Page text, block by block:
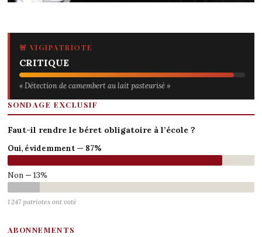
🚨 VIGIPATRIOTE
CRITIQUE
« Détection de camembert au lait pasteurisé »
SONDAGE EXCLUSIF
Faut-il rendre le béret obligatoire à l’école ?
Oui, évidemment — 87%
Non — 13%
1 247 patriotes ont voté
ABONNEMENTS